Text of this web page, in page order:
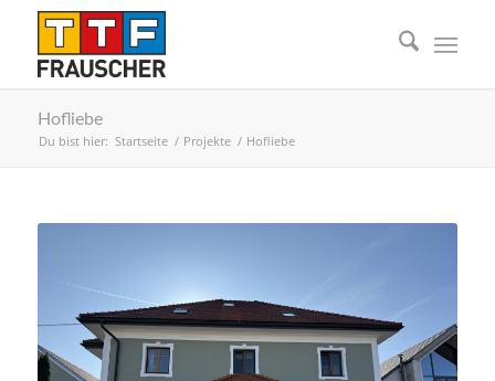
Hofliebe
Du bist hier: Startseite / Projekte / Hofliebe